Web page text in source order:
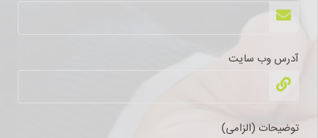
آدرس وب سایت
توضیحات (الزامی)